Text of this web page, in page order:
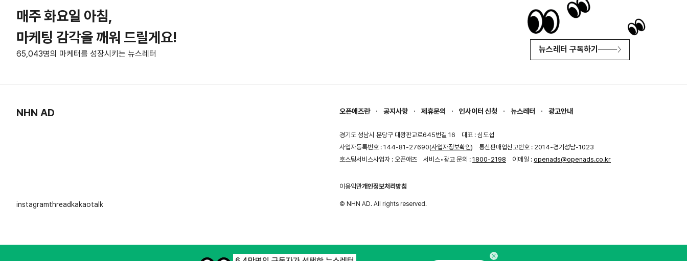
매주 화요일 아침,
마케팅 감각을 깨워 드릴게요!
65,043명의 마케터를 성장시키는 뉴스레터 뉴스레터 구독하기
NHN AD 오픈애즈란 공지사항 제휴문의 인사이터 신청 뉴스레터 광고안내
경기도 성남시 분당구 대왕판교로645번길 16
대표 : 심도섭
사업자등록번호 : 144-81-27690(사업자정보확인)
통신판매업신고번호 : 2014-경기성남-1023
호스팅서비스사업자 : 오픈애즈
서비스•광고 문의 : 1800-2198 이메일 : openads@openads.co.kr
이용약관개인정보처리방침
instagramthreadkakaotalk © NHN AD. All rights reserved.